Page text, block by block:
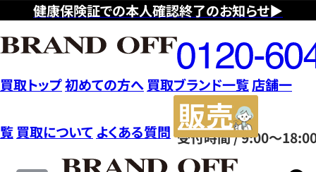
健康保険証での本人確認終了のお知らせ▶
フ
リ
ー
ダ
イ
ヤ
ル
0120604117
受付時間 / 9:00～
買取トップ初めての方へ 買取ブランド一覧店舗一
覧 買取について よくある質問
サ